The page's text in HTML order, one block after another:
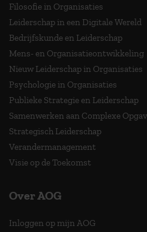
Filosofie in Organisaties
Leiderschap in een Digitale Wereld
Bedrijfskunde en Leiderschap
Mens- en Organisatieontwikkeling
Nieuw Leiderschap in Organisaties
Psychologie in Organisaties
Publieke Strategie en Leiderschap
Samenwerken aan Complexe
Strategisch Leiderschap
Verandermanagement
Visie op de Toekomst
Over AOG
Inloggen op mijn AOG